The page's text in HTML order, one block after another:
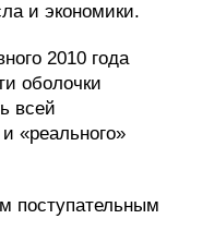
и экономики.
2010 года
оболочки
всей
«реального»
поступательным